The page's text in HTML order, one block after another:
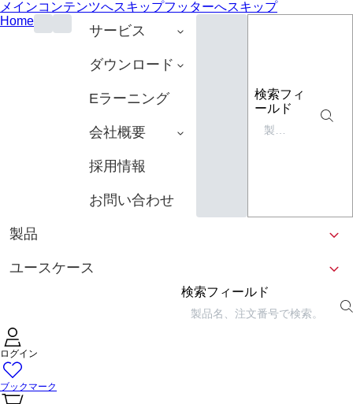
メインコンテンツへスキップフッターへスキップ
Home
サービス
ダウンロード
Eラーニング
会社概要
採用情報
お問い合わせ
検索フィ
ールド
製品
ユースケース
検索フィールド
ログイン
ブックマーク